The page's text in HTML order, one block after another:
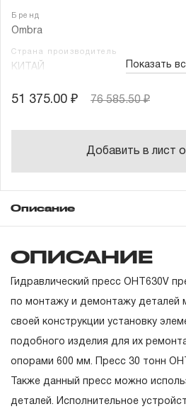
Бренд
Ombra
Страна производитель
КИТАЙ Показать
51 375.00 ₽ 76 585.50 ₽
Добавить в лист
Описание
Техническая
ОПИСАНИЕ
Гидравлический пресс OHT630V
по монтажу и демонтажу деталей
своей конструкции установку
подобного изделия для их
опорами 600 мм. Пресс 30 тонн
Также данный пресс можно
деталей. Исполнительное
ГАРАНТИЙНЫЕ
1.1 Понятие «ПОЖИЗНЕННАЯ
признание неограниченного
обязательств в течение всего